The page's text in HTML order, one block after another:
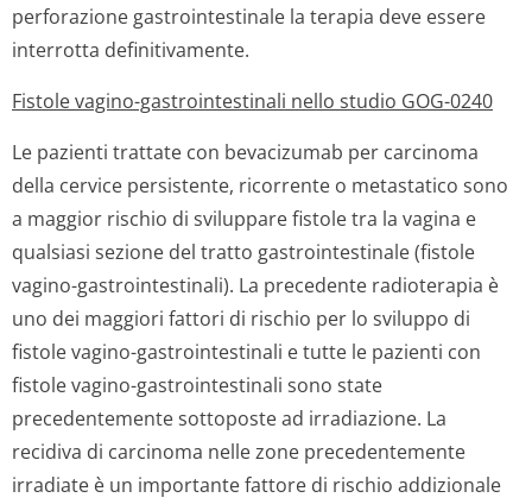
perforazione gastrointestinale la terapia deve essere
interrotta definitivamente.
Fistole vagino-gastrointestinali nello studio GOG-0240
Le pazienti trattate con bevacizumab per carcinoma
della cervice persistente, ricorrente o metastatico sono
a maggior rischio di sviluppare fistole tra la vagina e
qualsiasi sezione del tratto gastrointestinale (fistole
vagino-gastrointestinali). La precedente radioterapia è
uno dei maggiori fattori di rischio per lo sviluppo di
fistole vagino-gastrointestinali e tutte le pazienti con
fistole vagino-gastrointestinali sono state
precedentemente sottoposte ad irradiazione. La
recidiva di carcinoma nelle zone precedentemente
irradiate è un importante fattore di rischio addizionale